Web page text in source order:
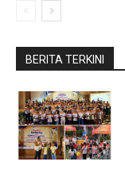
BERITA TERKINI